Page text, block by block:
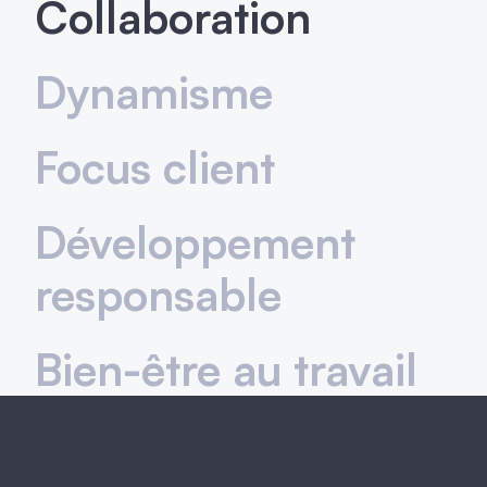
Collaboration
Dynamisme
Focus client
Développement
responsable
Bien-être au travail